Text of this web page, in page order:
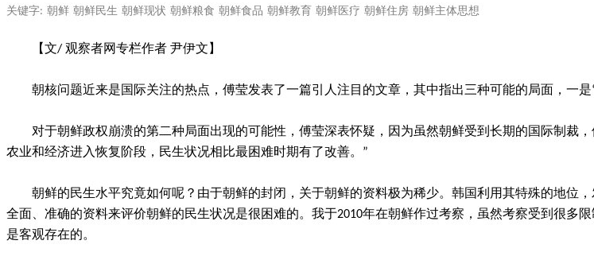
关键字: 朝鲜 朝鲜民生 朝鲜现状 朝鲜粮食 朝鲜食品 朝鲜教育 朝鲜医疗 朝鲜住房 朝鲜主体思想
【文/ 观察者网专栏作者 尹伊文】
朝核问题近来是国际关注的热点，傅莹发表了一篇引人注目的文章，其中指出三种可能的局面，一
对于朝鲜政权崩溃的第二种局面出现的可能性，傅莹深表怀疑，因为虽然朝鲜受到长期的国际制裁
农业和经济进入恢复阶段，民生状况相比最困难时期有了改善。”
朝鲜的民生水平究竟如何呢？由于朝鲜的封闭，关于朝鲜的资料极为稀少。韩国利用其特殊的地位
全面、准确的资料来评价朝鲜的民生状况是很困难的。我于2010年在朝鲜作过考察，虽然考察受到很多
是客观存在的。